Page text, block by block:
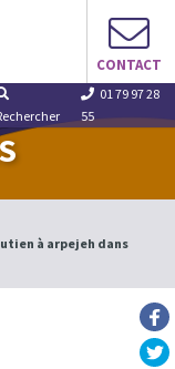
CONTACT
01 79 97 28
55
à arpejeh dans